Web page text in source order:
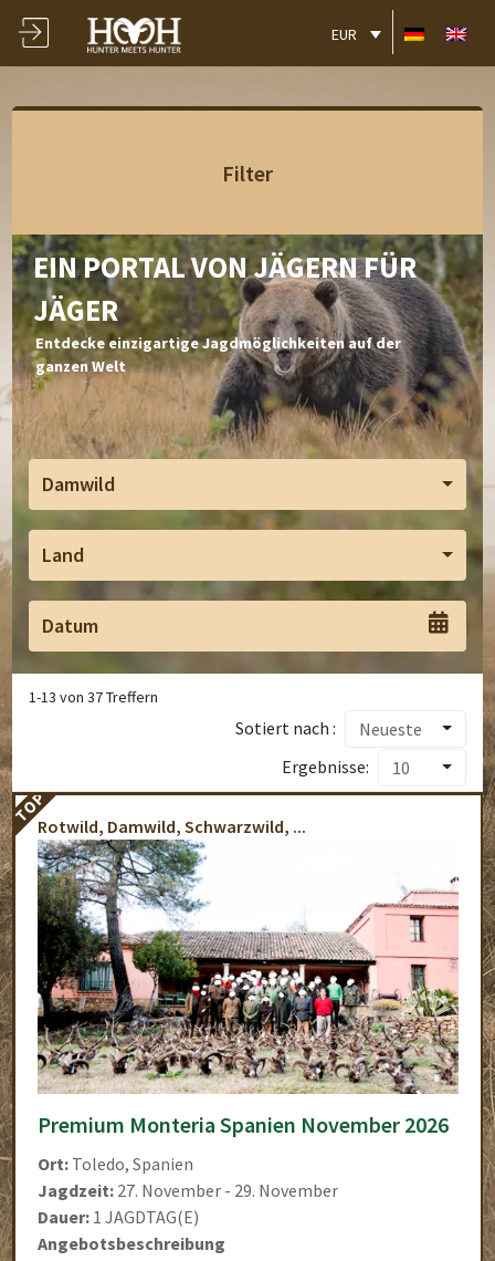
EUR
Filter
EIN PORTAL VON JÄGERN FÜR
JÄGER
Entdecke einzigartige Jagdmöglichkeiten auf der
ganzen Welt
Damwild
Land
1-13 von37Treffern
Sotiert nach :
Neueste
Ergebnisse:
10
TOP
Rotwild, Damwild, Schwarzwild, ...
Premium Monteria Spanien November 2026
Ort: Toledo, Spanien
Jagdzeit: 27. November - 29. November
Dauer: 1 JAGDTAG(E)
Angebotsbeschreibung